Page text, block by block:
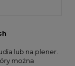
lub na plener.
można